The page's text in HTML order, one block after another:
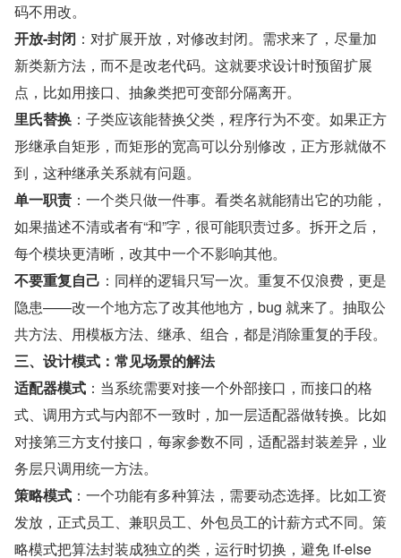
码不用改。
开放-封闭 ：对扩展开放，对修改封闭。需求来了，尽量加
新类新方法，而不是改老代码。这就要求设计时预留扩展
点，比如用接口、抽象类把可变部分隔离开。
里氏替换 ：子类应该能替换父类，程序行为不变。如果正方
形继承自矩形，而矩形的宽高可以分别修改，正方形就做不
到，这种继承关系就有问题。
单一职责 ：一个类只做一件事。看类名就能猜出它的功能，
如果描述不清或者有“和”字，很可能职责过多。拆开之后，
每个模块更清晰，改其中一个不影响其他。
不要重复自己 ：同样的逻辑只写一次。重复不仅浪费，更是
隐患——改一个地方忘了改其他地方，bug 就来了。抽取公
共方法、用模板方法、继承、组合，都是消除重复的手段。
三、设计模式：常见场景的解法
适配器模式 ：当系统需要对接一个外部接口，而接口的格
式、调用方式与内部不一致时，加一层适配器做转换。比如
对接第三方支付接口，每家参数不同，适配器封装差异，业
务层只调用统一方法。
策略模式 ：一个功能有多种算法，需要动态选择。比如工资
发放，正式员工、兼职员工、外包员工的计薪方式不同。策
略模式把算法封装成独立的类，运行时切换，避免 if-else